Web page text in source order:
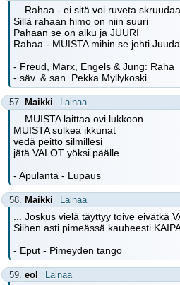
... Rahaa - ei sitä voi ruveta
Sillä rahaan himo on niin suuri
Pahaan se on alku ja JUURI
Rahaa - MUISTA mihin se johti
- Freud, Marx, Engels & Jung: Raha
- säv. & san. Pekka Myllykoski
57. Maikki Lainaa
... MUISTA laittaa ovi lukkoon
MUISTA sulkea ikkunat
vedä peitto silmillesi
jätä VALOT yöksi päälle. ...
- Apulanta - Lupaus
58. Maikki Lainaa
... Joskus vielä täyttyy toive eivätkä
Siihen asti pimeässä kauheesti
- Eput - Pimeyden tango
59. eol Lainaa